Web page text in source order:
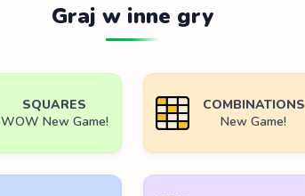
Graj w inne gry
SQUARES
WOW New Game!
COMBINATIONS
New Game!